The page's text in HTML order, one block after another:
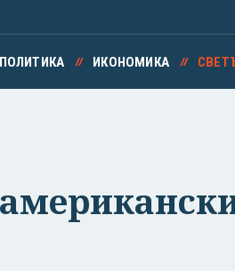
ПОЛИТИКА ИКОНОМИКА